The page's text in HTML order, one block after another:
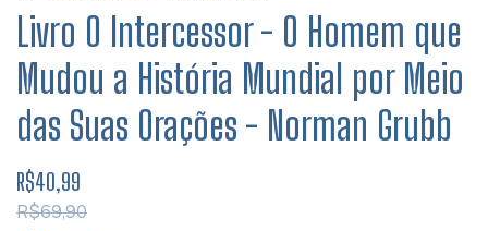
Livro O Intercessor - O Homem que
Mudou a História Mundial por Meio
das Suas Orações - Norman Grubb
R$40,99
R$69,90